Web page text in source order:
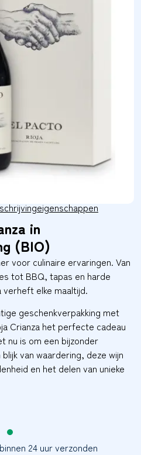
eigenschappen
in
(BIO)
voor culinaire ervaringen. Van
tot BBQ, tapas en harde
verheft elke maaltijd.
geschenkverpakking met
Crianza het perfecte cadeau
nu is om een bijzonder
van waardering, deze wijn
en het delen van unieke
24 uur verzonden